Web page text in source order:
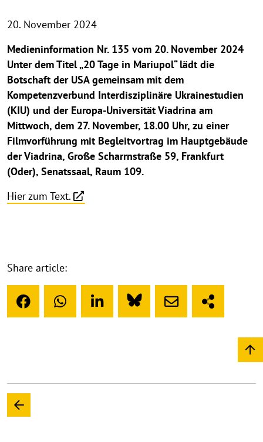
20. November 2024
Medieninformation Nr. 135 vom 20. November 2024
Unter dem Titel „20 Tage in Mariupol“ lädt die
Botschaft der USA gemeinsam mit dem
Kompetenzverbund Interdisziplinäre Ukrainestudien
(KIU) und der Europa-Universität Viadrina am
Mittwoch, dem 27. November, 18.00 Uhr, zu einer
Filmvorführung mit Begleitvortrag im Hauptgebäude
der Viadrina, Große Scharrnstraße 59, Frankfurt
(Oder), Senatssaal, Raum 109.
Hier zum Text.
Share article: